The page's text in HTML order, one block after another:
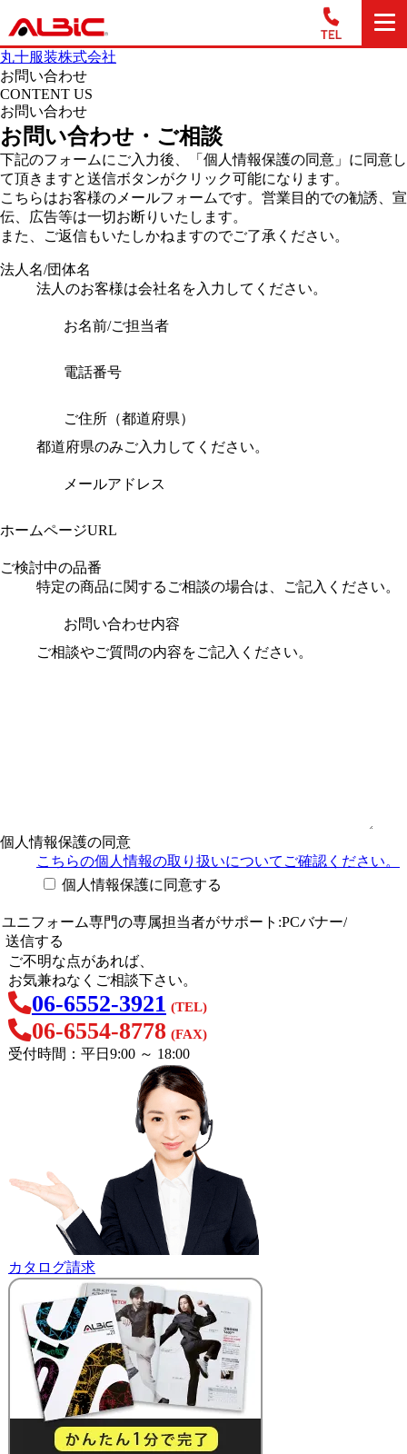
丸十服装株式会社
お問い合わせ
CONTENT US
お問い合わせ
お問い合わせ・ご相談
下記のフォームにご入力後、「個人情報保護の同意」に同意し
て頂きますと送信ボタンがクリック可能になります。
こちらはお客様のメールフォームです。営業目的での勧誘、宣
伝、広告等は一切お断りいたします。
また、ご返信もいたしかねますのでご了承ください。
法人名/団体名
法人のお客様は会社名を入力してください。
お名前/ご担当者
電話番号
ご住所（都道府県）
都道府県のみご入力してください。
メールアドレス
ホームページURL
ご検討中の品番
特定の商品に関するご相談の場合は、ご記入ください。
お問い合わせ内容
ご相談やご質問の内容をご記入ください。
個人情報保護の同意
こちらの個人情報の取り扱いについてご確認ください。
個人情報保護に同意する
ご不明な点があれば、
お気兼ねなくご相談下さい。
06-6552-3921 (TEL)
06-6554-8778 (FAX)
受付時間：平日9:00 ～ 18:00
カタログ請求